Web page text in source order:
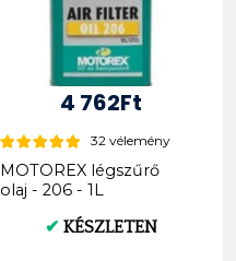
4 762Ft
32 vélemény
MOTOREX légszűrő
olaj - 206 - 1L
✔ KÉSZLETEN